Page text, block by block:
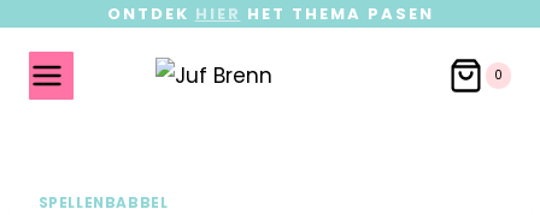
ONTDEK HIER HET THEMA PASEN
0
SPELLENBABBEL